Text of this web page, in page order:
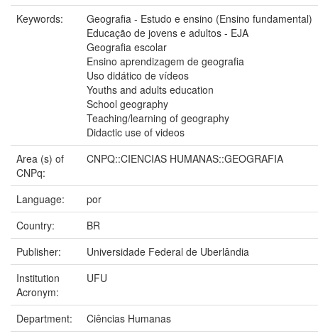
Keywords:
Geografia - Estudo e ensino (Ensino fundamental)
Educação de jovens e adultos - EJA
Geografia escolar
Ensino aprendizagem de geografia
Uso didático de vídeos
Youths and adults education
School geography
Teaching/learning of geography
Didactic use of videos
Area (s) of
CNPq:
CNPQ::CIENCIAS HUMANAS::GEOGRAFIA
Language:
por
Country:
BR
Publisher:
Universidade Federal de Uberlândia
Institution
Acronym:
UFU
Department:
Ciências Humanas